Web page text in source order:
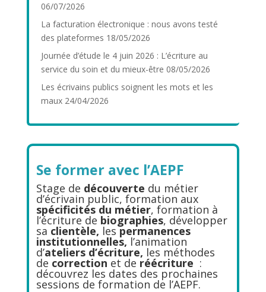
06/07/2026
La facturation électronique : nous avons testé
des plateformes 18/05/2026
Journée d’étude le 4 juin 2026 : L’écriture au
service du soin et du mieux-être 08/05/2026
Les écrivains publics soignent les mots et les
maux 24/04/2026
Se former avec l’AEPF
Stage de découverte du métier
d’écrivain public, formation aux
spécificités du métier, formation à
l’écriture de biographies, développer
sa clientèle, lespermanences
institutionnelles, l’animation
d’ateliers d’écriture, les méthodes
de correction et de réécriture :
découvrez les dates des prochaines
sessions de formation de l’AEPF.